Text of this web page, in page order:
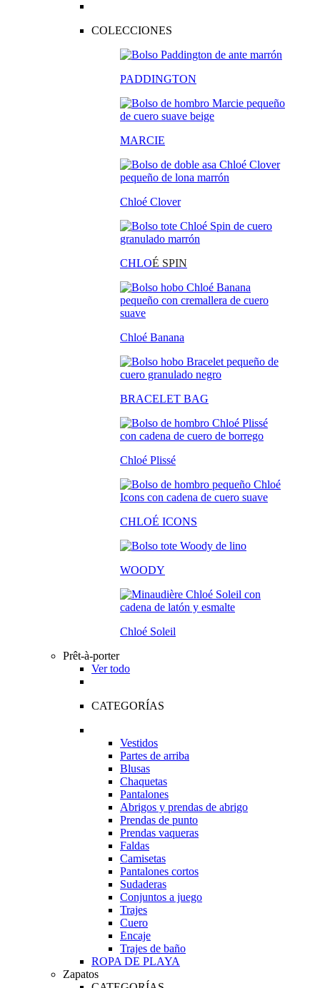
COLECCIONES
PADDINGTON
MARCIE
Chloé Clover
CHLOÉ SPIN
Chloé Banana
BRACELET BAG
Chloé Plissé
CHLOÉ ICONS
WOODY
Chloé Soleil
Prêt-à-porter
Ver todo
CATEGORÍAS
Vestidos
Partes de arriba
Blusas
Chaquetas
Pantalones
Abrigos y prendas de abrigo
Prendas de punto
Prendas vaqueras
Faldas
Camisetas
Pantalones cortos
Sudaderas
Conjuntos a juego
Trajes
Cuero
Encaje
Trajes de baño
ROPA DE PLAYA
Zapatos